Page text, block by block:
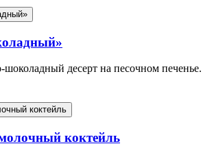
десерт на песочном печенье.
коктейль